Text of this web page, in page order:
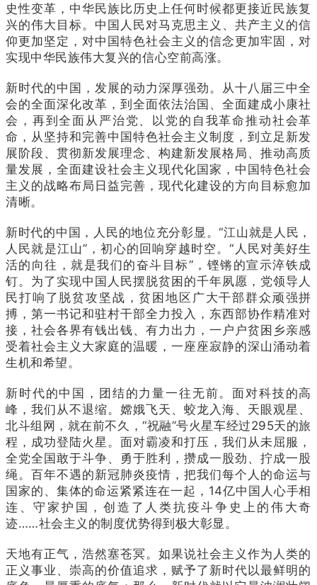
史性变革，中华民族比历史上任何时候都更接近民族复
兴的伟大目标。中国人民对马克思主义、共产主义的信
仰更加坚定，对中国特色社会主义的信念更加牢固，对
实现中华民族伟大复兴的信心空前高涨。
新时代的中国，发展的动力深厚强劲。从十八届三中全
会的全面深化改革，到全面依法治国、全面建成小康社
会，再到全面从严治党、以党的自我革命推动社会革
命，从坚持和完善中国特色社会主义制度，到立足新发
展阶段、贯彻新发展理念、构建新发展格局、推动高质
量发展，全面建设社会主义现代化国家，中国特色社会
主义的战略布局日益完善，现代化建设的方向目标愈加
清晰。
新时代的中国，人民的地位充分彰显。“江山就是人民，
人民就是江山”，初心的回响穿越时空。“人民对美好生
活的向往，就是我们的奋斗目标”，铿锵的宣示淬铁成
钉。为了实现中国人民摆脱贫困的千年夙愿，党领导人
民打响了脱贫攻坚战，贫困地区广大干部群众顽强拼
搏，第一书记和驻村干部全力投入，东西部协作精准对
接，社会各界有钱出钱、有力出力，一户户贫困乡亲感
受着社会主义大家庭的温暖，一座座寂静的深山涌动着
生机和希望。
新时代的中国，团结的力量一往无前。面对科技的高
峰，我们从不退缩。嫦娥飞天、蛟龙入海、天眼观星、
北斗组网，就在前不久，“祝融”号火星车经过295天的旅
程，成功登陆火星。面对霸凌和打压，我们从未屈服，
全党全国敢于斗争、勇于胜利，攒成一股劲、拧成一股
绳。百年不遇的新冠肺炎疫情，把我们每个人的命运与
国家的、集体的命运紧紧连在一起，14亿中国人心手相
连、守家护国，创造了人类抗疫斗争史上的伟大奇
迹……社会主义的制度优势得到极大彰显。
天地有正气，浩然塞苍冥。如果说社会主义作为人类的
正义事业、崇高的价值追求，赋予了新时代以最鲜明的